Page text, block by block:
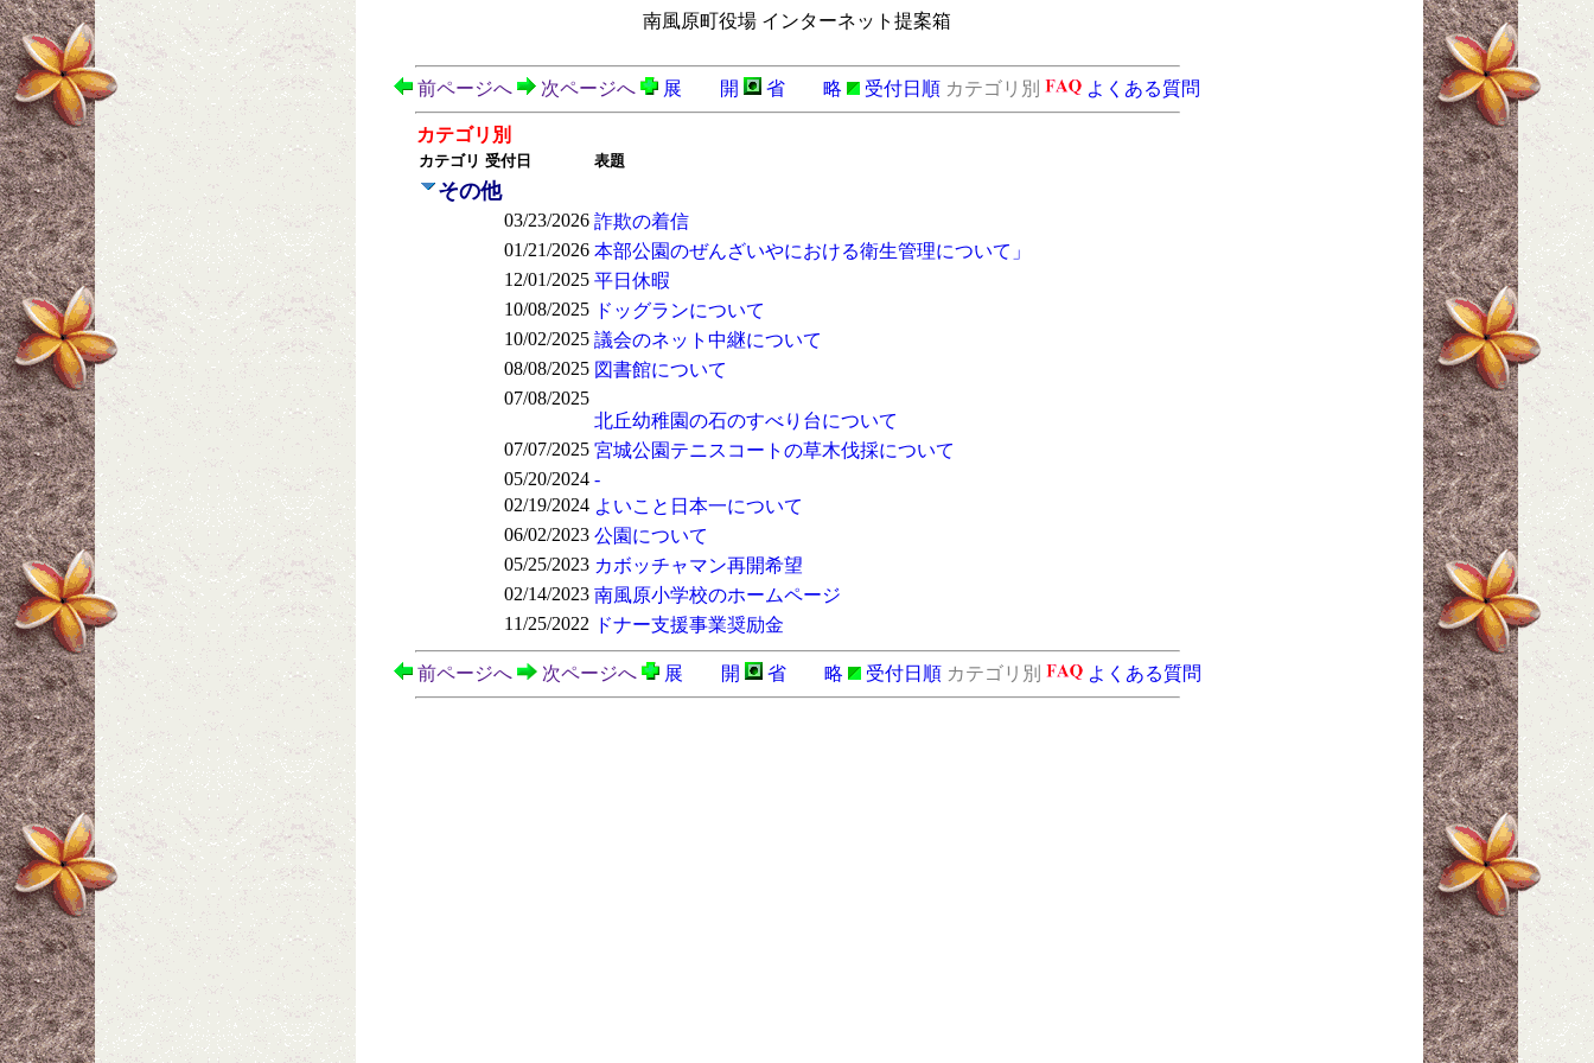
南風原町役場 インターネット提案箱
前ページへ 次ページへ 展 開 省 略 受付日順 カテゴリ別 よくある質問
カテゴリ別
カテゴリ 受付日 表題
その他
03/23/2026 詐欺の着信
01/21/2026 本部公園のぜんざいやにおける衛生管理について」
12/01/2025 平日休暇
10/08/2025 ドッグランについて
10/02/2025 議会のネット中継について
08/08/2025 図書館について
07/08/2025
北丘幼稚園の石のすべり台について
07/07/2025 宮城公園テニスコートの草木伐採について
05/20/2024 -
02/19/2024 よいこと日本一について
06/02/2023 公園について
05/25/2023 カボッチャマン再開希望
02/14/2023 南風原小学校のホームページ
11/25/2022 ドナー支援事業奨励金
前ページへ 次ページへ 展 開 省 略 受付日順 カテゴリ別 よくある質問